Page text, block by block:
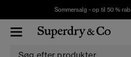
Sommersalg - op til 50 %